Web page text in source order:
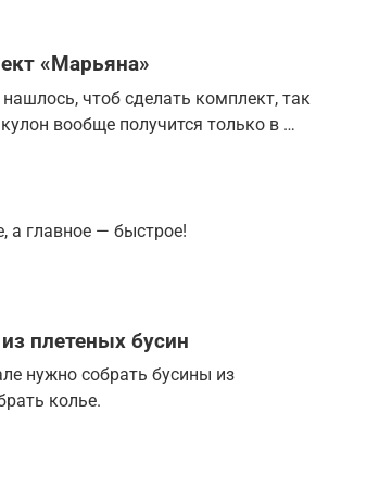
«Марьяна»
чтоб сделать комплект, так
вообще получится только в …
а главное — быстрое!
плетеных бусин
нужно собрать бусины из
колье.